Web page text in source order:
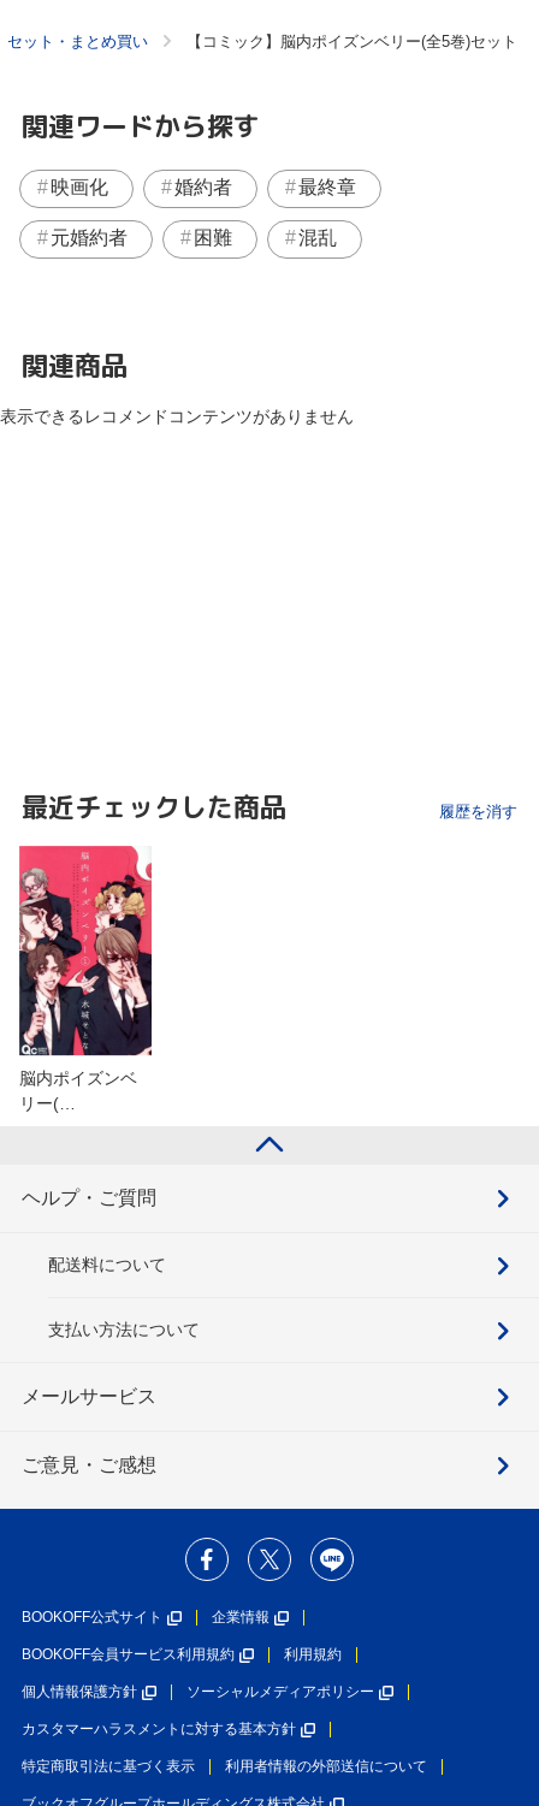
セット・まとめ買い 【コミック】脳内ポイズンベリー(全5巻)セット
関連ワードから探す
映画化 婚約者 最終章
元婚約者 困難 混乱
関連商品
表示できるレコメンドコンテンツがありません
最近チェックした商品 履歴を消す
脳内ポイズンベ
リー(…
ヘルプ・ご質問
配送料について
支払い方法について
メールサービス
ご意見・ご感想
BOOKOFF公式サイト 企業情報
BOOKOFF会員サービス利用規約 利用規約
個人情報保護方針 ソーシャルメディアポリシー
カスタマーハラスメントに対する基本方針
特定商取引法に基づく表示 利用者情報の外部送信について